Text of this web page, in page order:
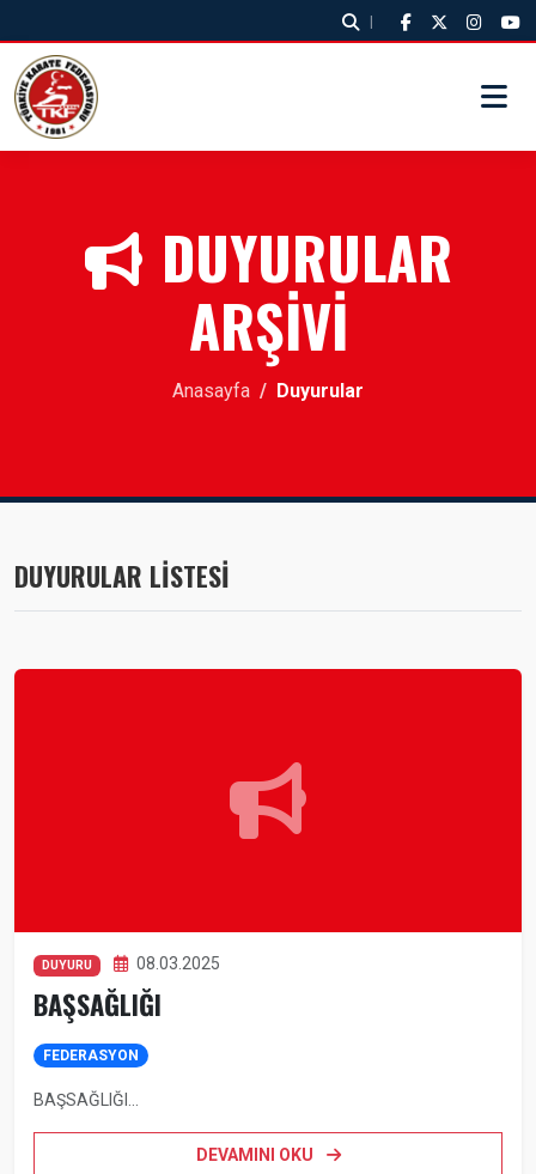
|
DUYURULAR
ARŞİVİ
Anasayfa Duyurular
DUYURULAR LİSTESİ
DUYURU 08.03.2025
BAŞSAĞLIĞI
FEDERASYON
BAŞSAĞLIĞI...
DEVAMINI OKU